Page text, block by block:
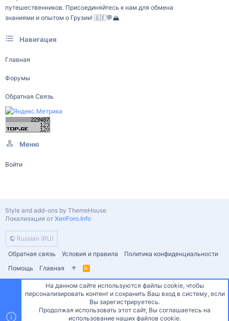
путешественников. Присоединяйтесь к нам для обмена
знаниями и опытом о Грузии! 🇬🇪💬🏔️
Навигация
Главная
Форумы
Обратная Связь
Меню
Войти
Russian (RU)
Обратная связь
Условия и правила
Политика конфиденциальности
Помощь
Главная
R
S
Style and add-ons by ThemeHouse
Локализация от XenForo.Info
СверхуСнизу
На данном сайте используются файлы cookie, чтобы
персонализировать контент и сохранить Ваш вход в систему, если
Вы зарегистрируетесь.
Продолжая использовать этот сайт, Вы соглашаетесь на
использование наших файлов cookie.